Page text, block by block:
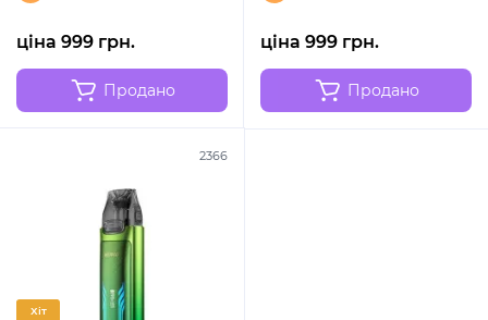
ціна 999 грн.
Продано
ціна 999 грн.
Продано
2366
Хіт